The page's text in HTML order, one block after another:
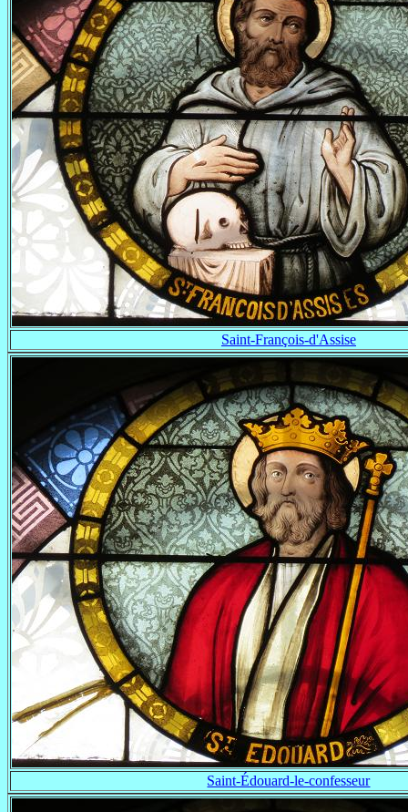
Saint-François-d'Assise
Saint-Édouard-le-confesseur